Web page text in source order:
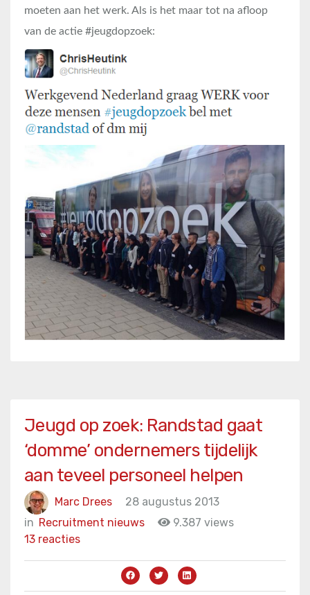
moeten aan het werk. Als is het maar tot na afloop
van de actie #jeugdopzoek:
Jeugd op zoek: Randstad gaat
‘domme’ ondernemers tijdelijk
aan teveel personeel helpen
Marc Drees
28 augustus 2013
in Recruitment nieuws
9.387 views
13 reacties